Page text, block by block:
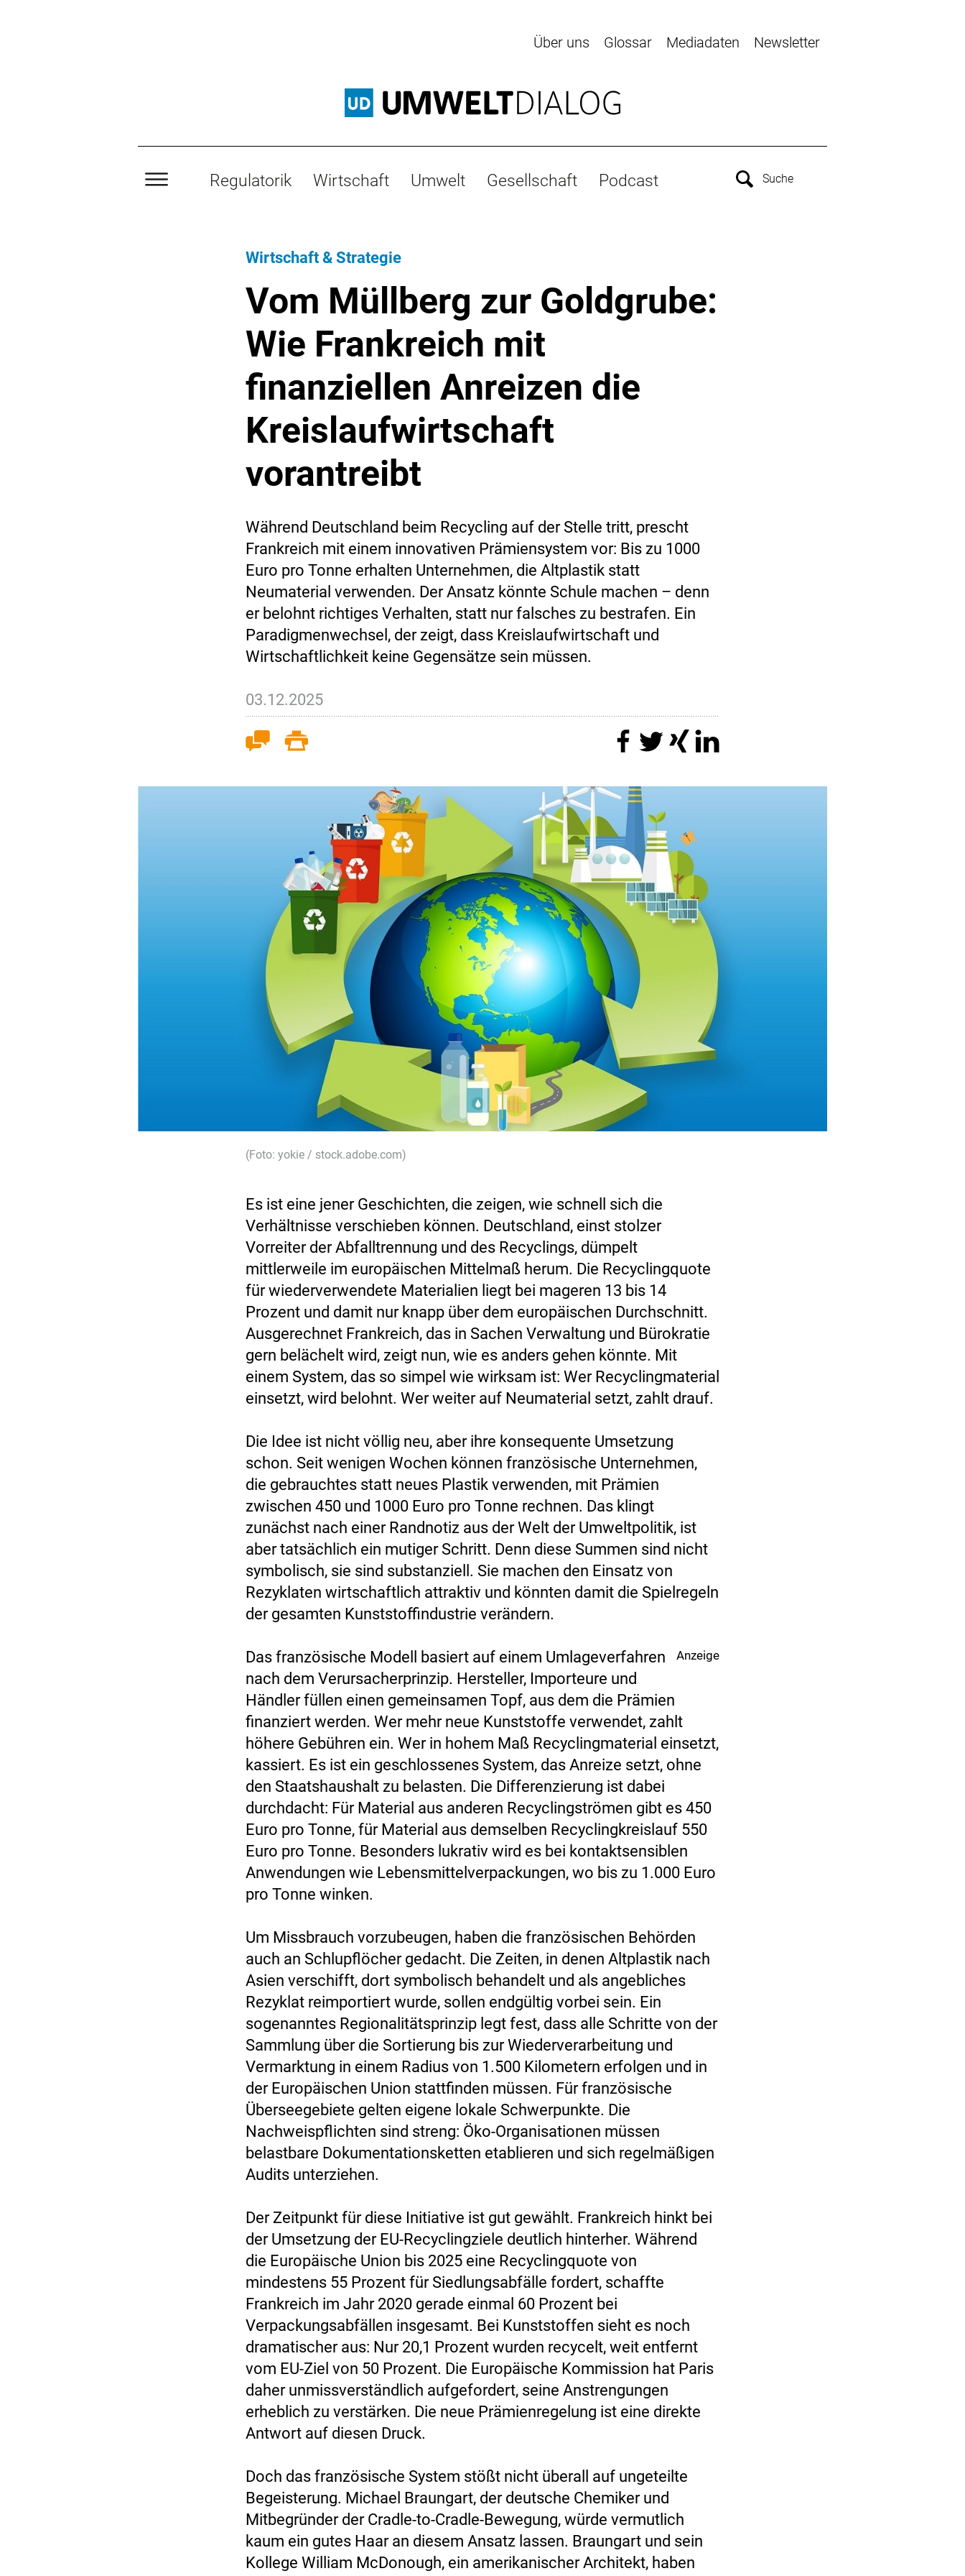
Über uns Glossar Mediadaten Newsletter
Regulatorik Wirtschaft Umwelt Gesellschaft Podcast
Wirtschaft & Strategie
Vom Müllberg zur Goldgrube:
Wie Frankreich mit
finanziellen Anreizen die
Kreislaufwirtschaft
vorantreibt
Während Deutschland beim Recycling auf der Stelle tritt, prescht
Frankreich mit einem innovativen Prämiensystem vor: Bis zu 1000
Euro pro Tonne erhalten Unternehmen, die Altplastik statt
Neumaterial verwenden. Der Ansatz könnte Schule machen – denn
er belohnt richtiges Verhalten, statt nur falsches zu bestrafen. Ein
Paradigmenwechsel, der zeigt, dass Kreislaufwirtschaft und
Wirtschaftlichkeit keine Gegensätze sein müssen.
03.12.2025
(Foto: yokie / stock.adobe.com)
Es ist eine jener Geschichten, die zeigen, wie schnell sich die
Verhältnisse verschieben können. Deutschland, einst stolzer
Vorreiter der Abfalltrennung und des Recyclings, dümpelt
mittlerweile im europäischen Mittelmaß herum. Die Recyclingquote
für wiederverwendete Materialien liegt bei mageren 13 bis 14
Prozent und damit nur knapp über dem europäischen Durchschnitt.
Ausgerechnet Frankreich, das in Sachen Verwaltung und Bürokratie
gern belächelt wird, zeigt nun, wie es anders gehen könnte. Mit
einem System, das so simpel wie wirksam ist: Wer Recyclingmaterial
einsetzt, wird belohnt. Wer weiter auf Neumaterial setzt, zahlt drauf.
Die Idee ist nicht völlig neu, aber ihre konsequente Umsetzung
schon. Seit wenigen Wochen können französische Unternehmen,
die gebrauchtes statt neues Plastik verwenden, mit Prämien
zwischen 450 und 1000 Euro pro Tonne rechnen. Das klingt
zunächst nach einer Randnotiz aus der Welt der Umweltpolitik, ist
aber tatsächlich ein mutiger Schritt. Denn diese Summen sind nicht
symbolisch, sie sind substanziell. Sie machen den Einsatz von
Rezyklaten wirtschaftlich attraktiv und könnten damit die Spielregeln
der gesamten Kunststoffindustrie verändern.
Anzeige
Das französische Modell basiert auf einem Umlageverfahren
nach dem Verursacherprinzip. Hersteller, Importeure und
Händler füllen einen gemeinsamen Topf, aus dem die Prämien
finanziert werden. Wer mehr neue Kunststoffe verwendet, zahlt
höhere Gebühren ein. Wer in hohem Maß Recyclingmaterial einsetzt,
kassiert. Es ist ein geschlossenes System, das Anreize setzt, ohne
den Staatshaushalt zu belasten. Die Differenzierung ist dabei
durchdacht: Für Material aus anderen Recyclingströmen gibt es 450
Euro pro Tonne, für Material aus demselben Recyclingkreislauf 550
Euro pro Tonne. Besonders lukrativ wird es bei kontaktsensiblen
Anwendungen wie Lebensmittelverpackungen, wo bis zu 1.000 Euro
pro Tonne winken.
Um Missbrauch vorzubeugen, haben die französischen Behörden
auch an Schlupflöcher gedacht. Die Zeiten, in denen Altplastik nach
Asien verschifft, dort symbolisch behandelt und als angebliches
Rezyklat reimportiert wurde, sollen endgültig vorbei sein. Ein
sogenanntes Regionalitätsprinzip legt fest, dass alle Schritte von der
Sammlung über die Sortierung bis zur Wiederverarbeitung und
Vermarktung in einem Radius von 1.500 Kilometern erfolgen und in
der Europäischen Union stattfinden müssen. Für französische
Überseegebiete gelten eigene lokale Schwerpunkte. Die
Nachweispflichten sind streng: Öko-Organisationen müssen
belastbare Dokumentationsketten etablieren und sich regelmäßigen
Audits unterziehen.
Der Zeitpunkt für diese Initiative ist gut gewählt. Frankreich hinkt bei
der Umsetzung der EU-Recyclingziele deutlich hinterher. Während
die Europäische Union bis 2025 eine Recyclingquote von
mindestens 55 Prozent für Siedlungsabfälle fordert, schaffte
Frankreich im Jahr 2020 gerade einmal 60 Prozent bei
Verpackungsabfällen insgesamt. Bei Kunststoffen sieht es noch
dramatischer aus: Nur 20,1 Prozent wurden recycelt, weit entfernt
vom EU-Ziel von 50 Prozent. Die Europäische Kommission hat Paris
daher unmissverständlich aufgefordert, seine Anstrengungen
erheblich zu verstärken. Die neue Prämienregelung ist eine direkte
Antwort auf diesen Druck.
Doch das französische System stößt nicht überall auf ungeteilte
Begeisterung. Michael Braungart, der deutsche Chemiker und
Mitbegründer der Cradle-to-Cradle-Bewegung, würde vermutlich
kaum ein gutes Haar an diesem Ansatz lassen. Braungart und sein
Kollege William McDonough, ein amerikanischer Architekt, haben